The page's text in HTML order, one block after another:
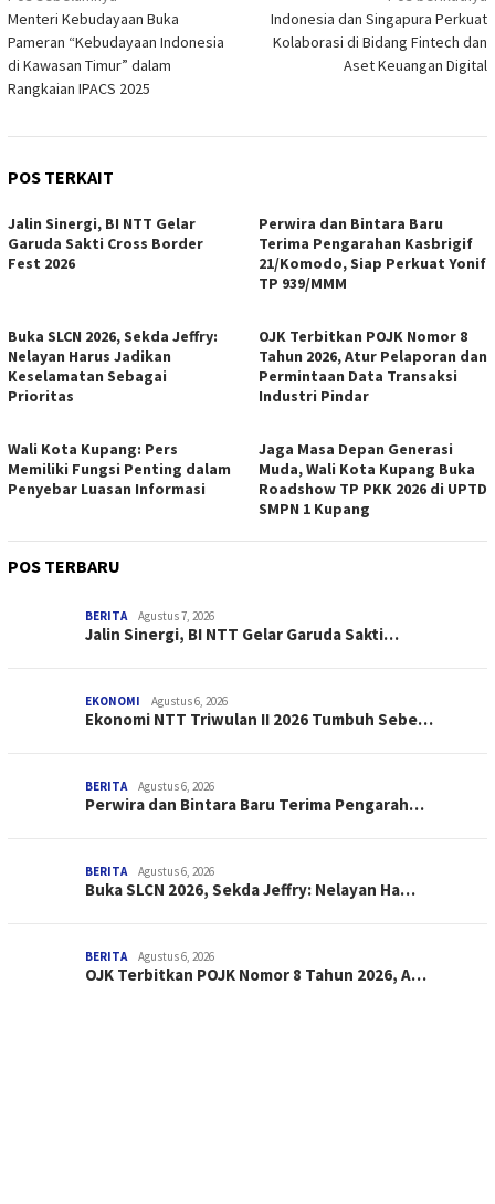
pos
Menteri Kebudayaan Buka
Pameran “Kebudayaan Indonesia
di Kawasan Timur” dalam
Rangkaian IPACS 2025
Indonesia dan Singapura Perkuat
Kolaborasi di Bidang Fintech dan
Aset Keuangan Digital
POS TERKAIT
Jalin Sinergi, BI NTT Gelar
Garuda Sakti Cross Border
Fest 2026
Perwira dan Bintara Baru
Terima Pengarahan Kasbrigif
21/Komodo, Siap Perkuat Yonif
TP 939/MMM
Buka SLCN 2026, Sekda Jeffry:
Nelayan Harus Jadikan
Keselamatan Sebagai
Prioritas
OJK Terbitkan POJK Nomor 8
Tahun 2026, Atur Pelaporan dan
Permintaan Data Transaksi
Industri Pindar
Wali Kota Kupang: Pers
Memiliki Fungsi Penting dalam
Penyebar Luasan Informasi
Jaga Masa Depan Generasi
Muda, Wali Kota Kupang Buka
Roadshow TP PKK 2026 di UPTD
SMPN 1 Kupang
POS TERBARU
BERITA Agustus 7, 2026
Jalin Sinergi, BI NTT Gelar Garuda Sakti…
EKONOMI Agustus 6, 2026
Ekonomi NTT Triwulan II 2026 Tumbuh Sebe…
BERITA Agustus 6, 2026
Perwira dan Bintara Baru Terima Pengarah…
BERITA Agustus 6, 2026
Buka SLCN 2026, Sekda Jeffry: Nelayan Ha…
BERITA Agustus 6, 2026
OJK Terbitkan POJK Nomor 8 Tahun 2026, A…